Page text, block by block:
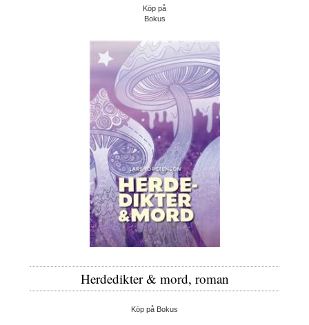
Köp på
Bokus
Herdedikter & mord, roman
Köp på Bokus